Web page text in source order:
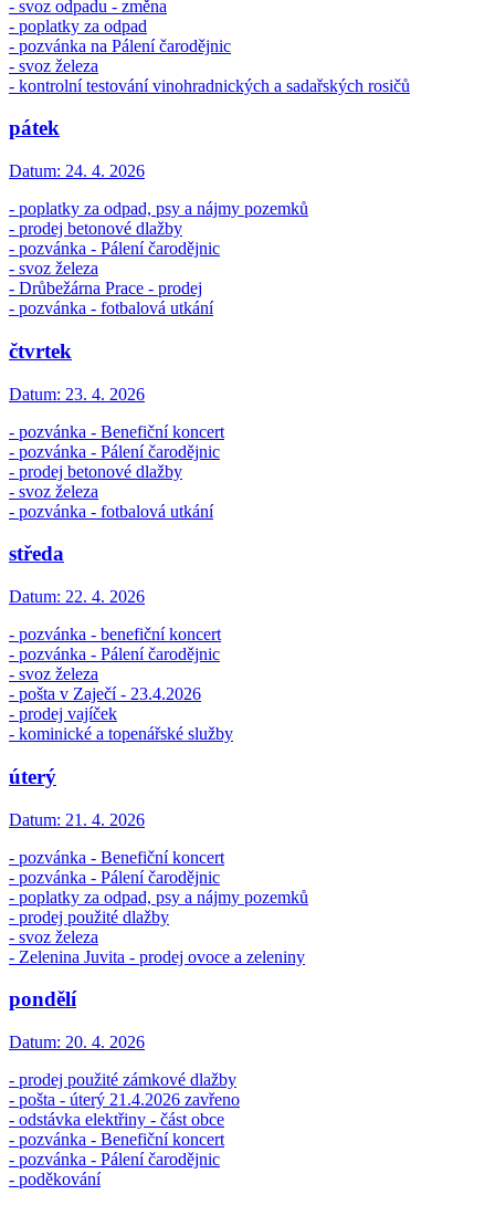
- svoz odpadu - změna
- poplatky za odpad
- pozvánka na Pálení čarodějnic
- svoz železa
- kontrolní testování vinohradnických a sadařských rosičů
pátek
Datum: 24. 4. 2026
- poplatky za odpad, psy a nájmy pozemků
- prodej betonové dlažby
- pozvánka - Pálení čarodějnic
- svoz železa
- Drůbežárna Prace - prodej
- pozvánka - fotbalová utkání
čtvrtek
Datum: 23. 4. 2026
- pozvánka - Benefiční koncert
- pozvánka - Pálení čarodějnic
- prodej betonové dlažby
- svoz železa
- pozvánka - fotbalová utkání
středa
Datum: 22. 4. 2026
- pozvánka - benefiční koncert
- pozvánka - Pálení čarodějnic
- svoz železa
- pošta v Zaječí - 23.4.2026
- prodej vajíček
- kominické a topenářské služby
úterý
Datum: 21. 4. 2026
- pozvánka - Benefiční koncert
- pozvánka - Pálení čarodějnic
- poplatky za odpad, psy a nájmy pozemků
- prodej použité dlažby
- svoz železa
- Zelenina Juvita - prodej ovoce a zeleniny
pondělí
Datum: 20. 4. 2026
- prodej použité zámkové dlažby
- pošta - úterý 21.4.2026 zavřeno
- odstávka elektřiny - část obce
- pozvánka - Benefiční koncert
- pozvánka - Pálení čarodějnic
- poděkování